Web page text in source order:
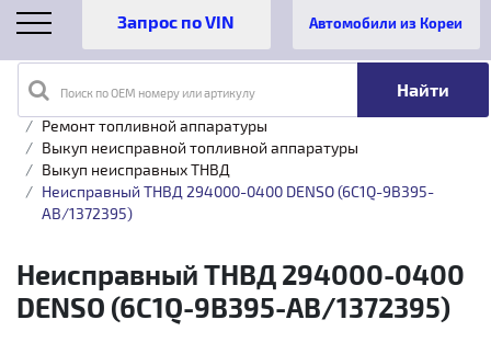
Поиск по OEM номеру или артикулу
Автомобили из Кореи
Главная Каталог товаров
Топливная аппаратура
Ремонт топливной аппаратуры
Выкуп неисправной топливной аппаратуры
Выкуп неисправных ТНВД
Неисправный ТНВД 294000-0400 DENSO (6C1Q-9B395-
AB/1372395)
Неисправный ТНВД 294000-0400
DENSO (6C1Q-9B395-AB/1372395)